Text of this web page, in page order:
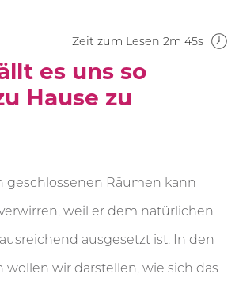
Zeit zum Lesen 2m 45s
es uns so
Hause zu
geschlossenen Räumen kann
weil er dem natürlichen
ausgesetzt ist. In den
wollen wir darstellen, wie sich das